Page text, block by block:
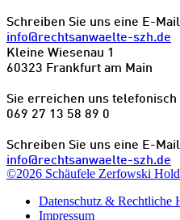
Schreiben Sie uns eine E-
info@rechtsanwaelte-szh.de
Kleine Wiesenau 1
60323 Frankfurt am Main
Sie erreichen uns telefonisch
069 27 13 58 89 0
Schreiben Sie uns eine E-
info@rechtsanwaelte-szh.de
©2026 Schäufele Zerfowski
Datenschutz & Rechtliche
Impressum